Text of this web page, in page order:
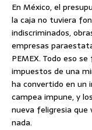
En México, el
la caja no tuviera
indiscriminados,
empresas
PEMEX. Todo eso
impuestos de una
ha convertido en un
campea impune, y
nueva feligresia
nada.